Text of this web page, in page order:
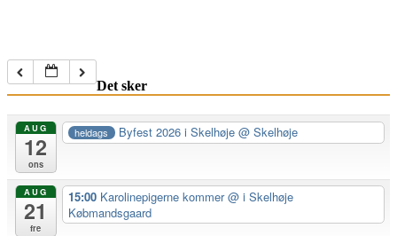
Det sker
AUG
12
ons
heldags Byfest 2026 i Skelhøje@ Skelhøje
AUG
21
fre
15:00 Karolinepigerne kommer@ i Skelhøje
Købmandsgaard